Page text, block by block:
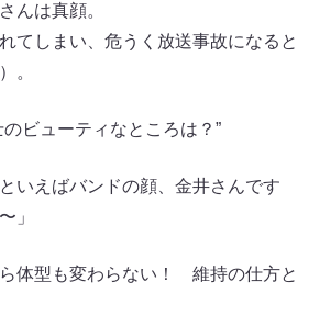
んは真顔。
てしまい、危うく放送事故になると
。
ビューティなところは？”
いえばバンドの顔、金井さんです
」
体型も変わらない！ 維持の仕方と